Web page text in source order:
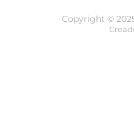
Copyright ©